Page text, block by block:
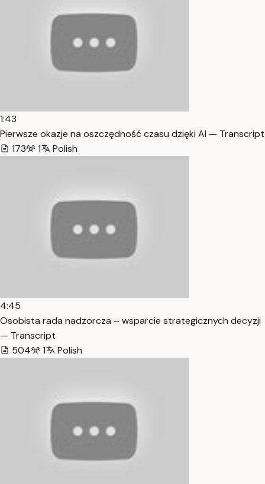
1:43
Pierwsze okazje na oszczędność czasu dzięki AI — Transcript
173
1 Polish
4:45
Osobista rada nadzorcza – wsparcie strategicznych decyzji
— Transcript
504
1 Polish